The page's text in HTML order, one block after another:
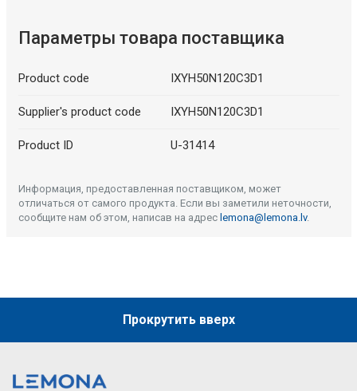
Параметры товара поставщика
Product code IXYH50N120C3D1
Supplier's product code IXYH50N120C3D1
Product ID U-31414
Информация, предоставленная поставщиком, может
отличаться от самого продукта. Если вы заметили неточности,
сообщите нам об этом, написав на адрес lemona@lemona.lv.
Прокрутить вверх